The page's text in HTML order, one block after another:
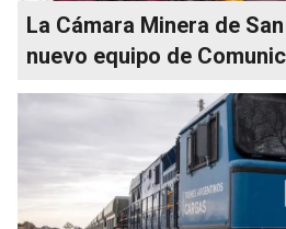
La Cámara Minera de
nuevo equipo de